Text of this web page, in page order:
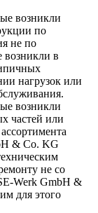
возникли
по
не по
возникли в
нагрузок или
возникли
частей или
& Со. KG
не со
Werk GmbH &
для этого